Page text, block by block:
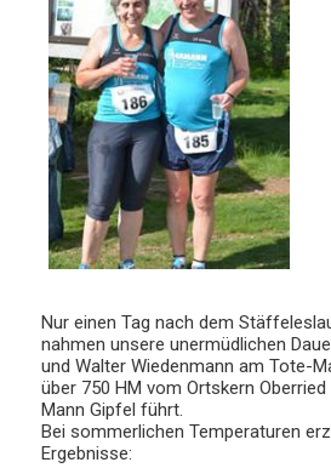
Nur einen Tag nach dem
nahmen unsere unermüdlichen
und Walter Wiedenmann am Tote-
über 750 HM vom Ortskern
Mann Gipfel führt.
Bei sommerlichen Temperaturen
Ergebnisse: